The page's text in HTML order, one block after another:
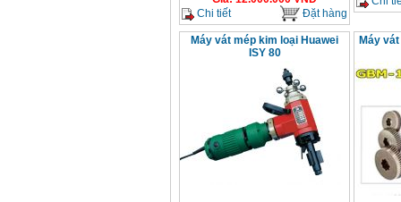
Chi tiết
Đặt hàng
Máy vát mép kim loại Huawei
ISY 80
Máy